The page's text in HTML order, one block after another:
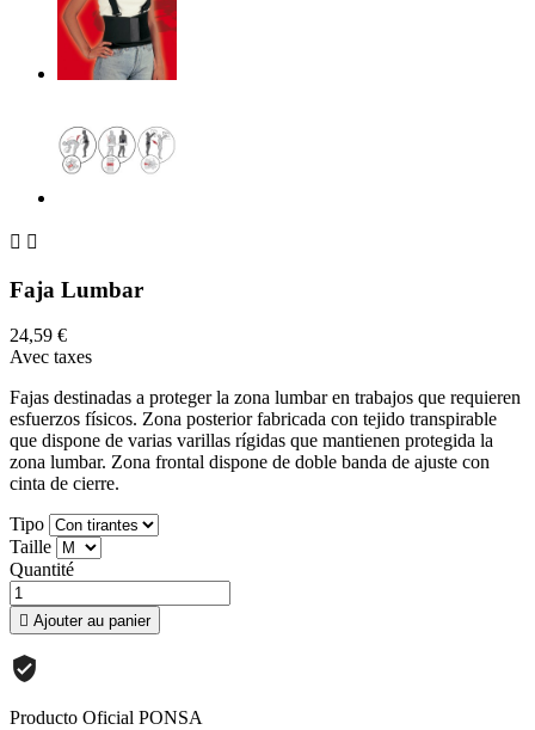
 
Faja Lumbar
24,59 €
Avec taxes
Fajas destinadas a proteger la zona lumbar en trabajos que requieren
esfuerzos físicos. Zona posterior fabricada con tejido transpirable
que dispone de varias varillas rígidas que mantienen protegida la
zona lumbar. Zona frontal dispone de doble banda de ajuste con
cinta de cierre.
Tipo
Taille
Quantité
 Ajouter au panier
Producto Oficial PONSA